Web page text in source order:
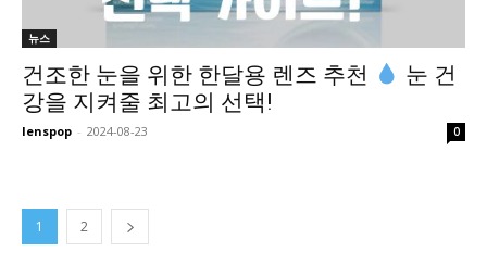
뉴스
건조한 눈을 위한 한달용 렌즈 추천
눈 건
강을 지켜줄 최고의 선택!
lenspop - 2024-08-23 0
1 2